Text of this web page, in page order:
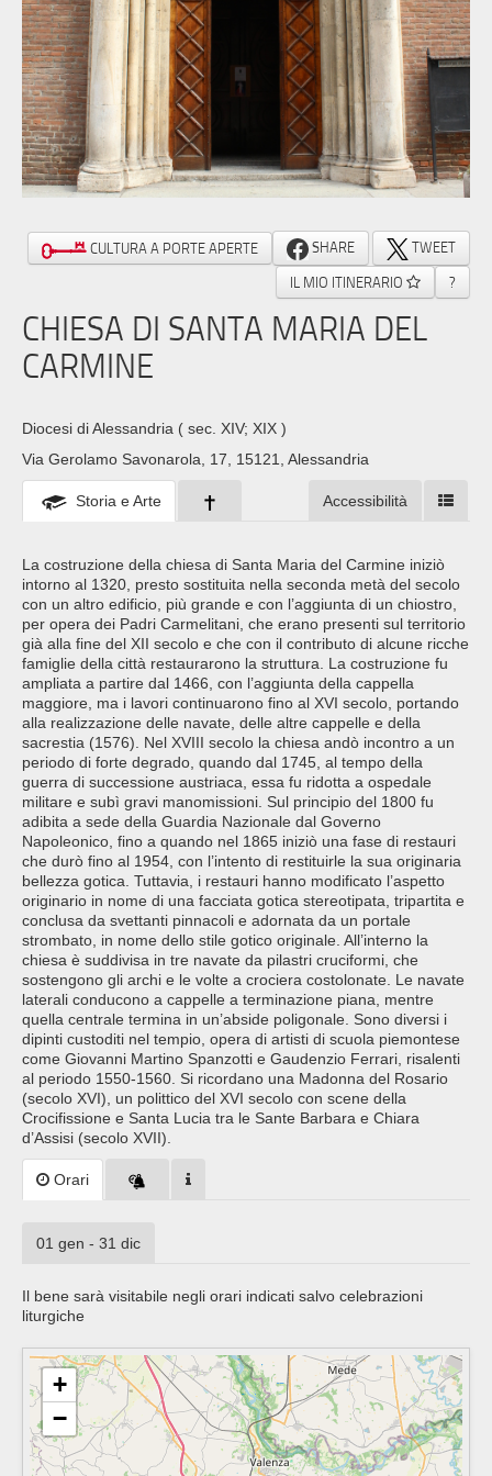
CULTURA A PORTE APERTE SHARE
TWEET
IL MIO ITINERARIO
?
CHIESA DI SANTA MARIA DEL
CARMINE
Diocesi di Alessandria ( sec. XIV; XIX )
Via Gerolamo Savonarola, 17, 15121, Alessandria
Storia e Arte Accessibilità
La costruzione della chiesa di Santa Maria del Carmine iniziò
intorno al 1320, presto sostituita nella seconda metà del secolo
con un altro edificio, più grande e con l’aggiunta di un chiostro,
per opera dei Padri Carmelitani, che erano presenti sul territorio
già alla fine del XII secolo e che con il contributo di alcune ricche
famiglie della città restaurarono la struttura. La costruzione fu
ampliata a partire dal 1466, con l’aggiunta della cappella
maggiore, ma i lavori continuarono fino al XVI secolo, portando
alla realizzazione delle navate, delle altre cappelle e della
sacrestia (1576). Nel XVIII secolo la chiesa andò incontro a un
periodo di forte degrado, quando dal 1745, al tempo della
guerra di successione austriaca, essa fu ridotta a ospedale
militare e subì gravi manomissioni. Sul principio del 1800 fu
adibita a sede della Guardia Nazionale dal Governo
Napoleonico, fino a quando nel 1865 iniziò una fase di restauri
che durò fino al 1954, con l’intento di restituirle la sua originaria
bellezza gotica. Tuttavia, i restauri hanno modificato l’aspetto
originario in nome di una facciata gotica stereotipata, tripartita e
conclusa da svettanti pinnacoli e adornata da un portale
strombato, in nome dello stile gotico originale. All’interno la
chiesa è suddivisa in tre navate da pilastri cruciformi, che
sostengono gli archi e le volte a crociera costolonate. Le navate
laterali conducono a cappelle a terminazione piana, mentre
quella centrale termina in un’abside poligonale. Sono diversi i
dipinti custoditi nel tempio, opera di artisti di scuola piemontese
come Giovanni Martino Spanzotti e Gaudenzio Ferrari, risalenti
al periodo 1550-1560. Si ricordano una Madonna del Rosario
(secolo XVI), un polittico del XVI secolo con scene della
Crocifissione e Santa Lucia tra le Sante Barbara e Chiara
d’Assisi (secolo XVII).
Orari
01 gen - 31 dic
Il bene sarà visitabile negli orari indicati salvo celebrazioni
liturgiche
+
−